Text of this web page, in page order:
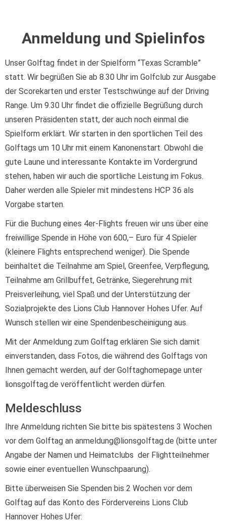
Anmeldung und Spielinfos
Unser Golftag findet in der Spielform “Texas Scramble”
statt. Wir begrüßen Sie ab 8.30 Uhr im Golfclub zur Ausgabe
der Scorekarten und erster Testschwünge auf der Driving
Range. Um 9.30 Uhr findet die offizielle Begrüßung durch
unseren Präsidenten statt, der auch noch einmal die
Spielform erklärt. Wir starten in den sportlichen Teil des
Golftags um 10 Uhr mit einem Kanonenstart. Obwohl die
gute Laune und interessante Kontakte im Vordergrund
stehen, haben wir auch die sportliche Leistung im Fokus.
Daher werden alle Spieler mit mindestens HCP 36 als
Vorgabe starten.
Für die Buchung eines 4er-Flights freuen wir uns über eine
freiwillige Spende in Höhe von 600,– Euro für 4 Spieler
(kleinere Flights entsprechend weniger). Die Spende
beinhaltet die Teilnahme am Spiel, Greenfee, Verpflegung,
Teilnahme am Grillbuffet, Getränke, Siegerehrung mit
Preisverleihung, viel Spaß und der Unterstützung der
Sozialprojekte des Lions Club Hannover Hohes Ufer. Auf
Wunsch stellen wir eine Spendenbescheinigung aus.
Mit der Anmeldung zum Golftag erklären Sie sich damit
einverstanden, dass Fotos, die während des Golftags von
Ihnen gemacht werden, auf der Golftaghomepage unter
lionsgolftag.de veröffentlicht werden dürfen.
Meldeschluss
Ihre Anmeldung richten Sie bitte bis spätestens 3 Wochen
vor dem Golftag an anmeldung@lionsgolftag.de (bitte unter
Angabe der Namen und Heimatclubs der Flightteilnehmer
sowie einer eventuellen Wunschpaarung).
Bitte überweisen Sie Spenden bis 2 Wochen vor dem
Golftag auf das Konto des Fördervereins Lions Club
Hannover Hohes Ufer: